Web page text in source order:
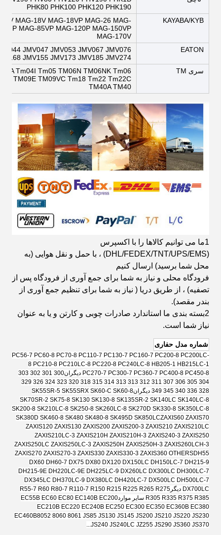
PHK80 PHK100 PHK120 PHK190
KAYABA/KYB
MAG-18V MAG-18VP MAG-26 MAG-
MAG-85VP MAG-120P MAG-150VP
MAG-170V
EATON
JMV047 JMV053 JMV067 JMV076
JMV155 JMV173 JMV185 JMV274
سری TM
Tm04I Tm05 TM06N TM06NK Tm06
TM09E TM09VC Tm18 Tm22 Tm22C
TM40A TM40
1ما می توانیم کالاها را با اکسپرس
(DHL/FEDEX/TNT/UPS/EMS) ، با حمل و نقل هوایی (به
محل شما برسید) ارسال کنیم
فرودگاه محلی و نیاز به شما برای جمع آوری از فرودگاه پس از
تصفیه) ، از طریق دریا ( نیاز به شما برای تنظیم جمع آوری از
بندر مقصد).
2بسته بندی ما استاندارد صادرات چوبی و کارتن و یا به عنوان
نیاز شما است.
شماره مدل حفاری
PC56-7 PC60-8 PC70-8 PC110-7 PC130-7 PC160-7 PC200-8 PC200LC-
8 PC210-8 PC210LC-8 PC220-8 PC240LC-8 HB205-1 HB215LC-1
PC270-7 PC300-7 PC360-7 PC400-8 PC450-8 دیگران
300 301 302 303
304 305 306 307 311 312 313 313 314 315 318 320 323 324 326 329
328 336 340 345 349 دیگران
SK55SR-5 SK55SRX SK60-C SK60-8
SK70SR-2 SK75-8 SK130 SK130-8 SK135SR-2 SK140LC SK140LC-8
SK200-8 SK210LC-8 SK250-8 SK260LC-8 SK270D SK330-8 SK350LC-8
SK380D SK460-8 SK480 SK480-8 SK495D SK850LCZAXIS60 ZAXIS70
ZAXIS120 ZAXIS130 ZAXIS200 ZAXIS200-3 ZAXIS210 ZAXIS210LC
ZAXIS210LC-3 ZAXIS210H ZAXIS210H-3 ZAXIS240-3 ZAXIS250
ZAXIS250LC ZAXIS250LC-3 ZAXIS250H ZAXIS250H-3 ZAXIS260LCH-3
ZAXIS270 ZAXIS270-3 ZAXIS330 ZAXIS330-3 ZAXIS360 OTHERSDH55
DX60 DH60-7 DX75 DX80 DX120 DX150LC DH150LC-7 DH215-9
DH215-9E DH220LC-9E DH225LC-9 DX260LC DX300LC DH300LC-7
DX345LC DH370LC-9 DX380LC DH420LC-7 DX500LC DH500LC-7
DX700LC دیگر
R55-7 R60 R80-7 R110-7 R150 R215 R225 R265 R275
R305 R335 R375 R385 سایر موارد
EC55B EC60 EC80 EC140B EC200
EC210B EC220 EC240B EC250 EC300 EC350 EC360B EC380
EC460B8052 8060 8061 JS85 JS130 JS145 JS200 JS210 JS220 JS230
JS240 JS240LC JZ255 JS290 JS360 JS370...